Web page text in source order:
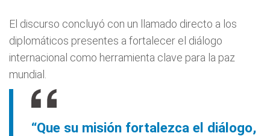
El discurso concluyó con un llamado directo a los
diplomáticos presentes a fortalecer el diálogo
internacional como herramienta clave para la paz
mundial.
“Que su misión fortalezca el diálogo,